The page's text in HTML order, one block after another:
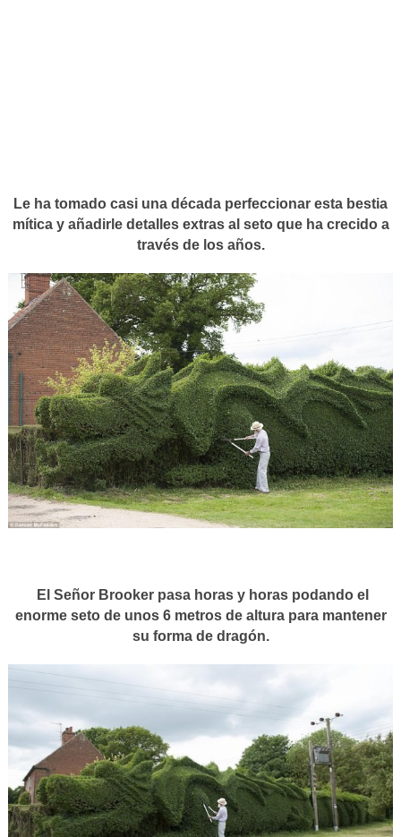
Le ha tomado casi una década perfeccionar esta bestia
mítica y añadirle detalles extras al seto que ha crecido a
través de los años.
El Señor Brooker pasa horas y horas podando el
enorme seto de unos 6 metros de altura para mantener
su forma de dragón.